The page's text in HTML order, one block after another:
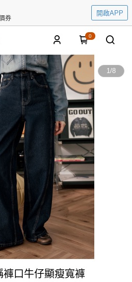
券
開啟APP
0
1/8
褲口牛仔顯瘦寬褲